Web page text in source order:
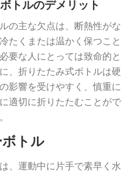
トルのデメリット
の主な欠点は、断熱性がな
たくまたは温かく保つこと
要な人にとっては致命的と
、折りたたみ式ボトルは硬
影響を受けやすく、慎重に
適切に折りたたむことがで
トル
、運動中に片手で素早く水